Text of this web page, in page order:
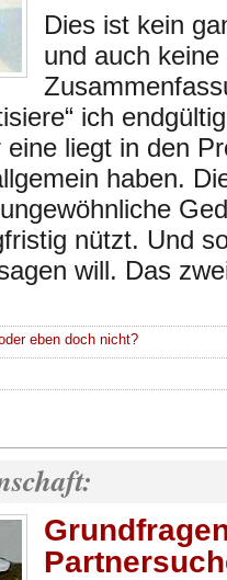
Dies ist kein
und auch
ich
liegt in den
haben.
nützt. Und
will. Das
eben doch nicht?